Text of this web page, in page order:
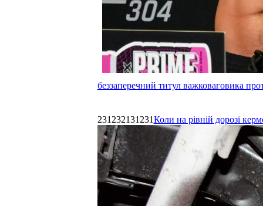
беззаперечний титул важковаговика
231232131231Коли на рівній дорозі